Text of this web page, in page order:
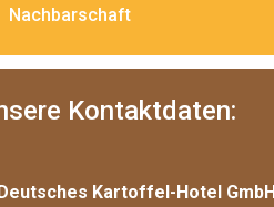
Nachbarschaft
Kontaktdaten:
Kartoffel-Hotel GmbH